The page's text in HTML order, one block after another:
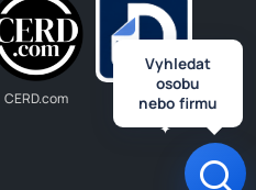
CERD.com Dlužník.cz
Vyhledat
osobu
nebo firmu